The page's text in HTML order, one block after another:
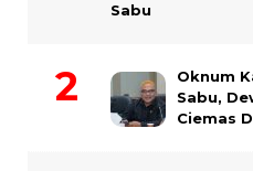
Sabu
Oknum
Sabu,
Ciemas